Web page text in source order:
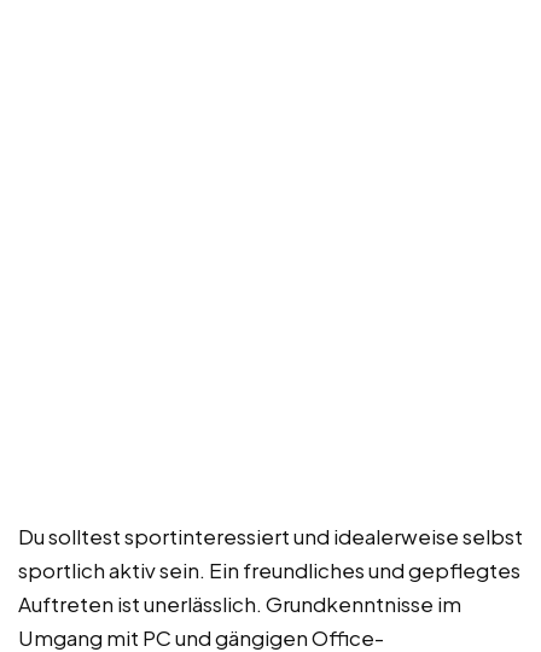
Du solltest sportinteressiert und idealerweise selbst
sportlich aktiv sein. Ein freundliches und gepflegtes
Auftreten ist unerlässlich. Grundkenntnisse im
Umgang mit PC und gängigen Office-